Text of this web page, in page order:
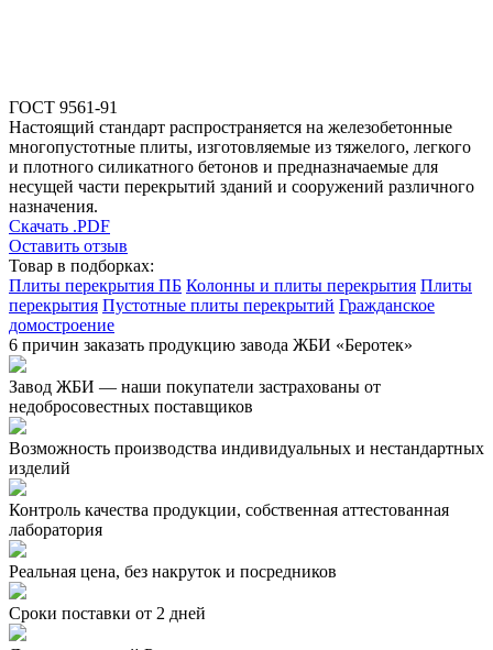
ГОСТ 9561-91
Настоящий стандарт распространяется на железобетонные
многопустотные плиты, изготовляемые из тяжелого, легкого
и плотного силикатного бетонов и предназначаемые для
несущей части перекрытий зданий и сооружений различного
назначения.
Скачать .PDF
Оставить отзыв
Товар в подборках:
Плиты перекрытия ПБ Колонны и плиты перекрытия Плиты
перекрытия Пустотные плиты перекрытий Гражданское
домостроение
6 причин заказать продукцию завода ЖБИ «Беротек»
Завод ЖБИ — наши покупатели застрахованы от
недобросовестных поставщиков
Возможность производства индивидуальных и нестандартных
изделий
Контроль качества продукции, собственная аттестованная
лаборатория
Реальная цена, без накруток и посредников
Сроки поставки от 2 дней